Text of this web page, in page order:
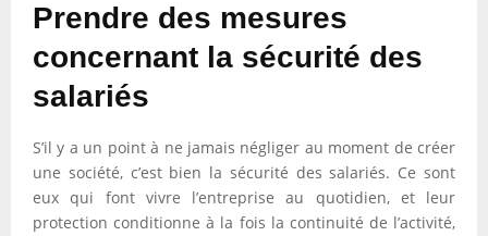
Prendre des mesures
concernant la sécurité des
salariés
S’il y a un point à ne jamais négliger au moment de créer
une société, c’est bien la sécurité des salariés. Ce sont
eux qui font vivre l’entreprise au quotidien, et leur
protection conditionne à la fois la continuité de l’activité,